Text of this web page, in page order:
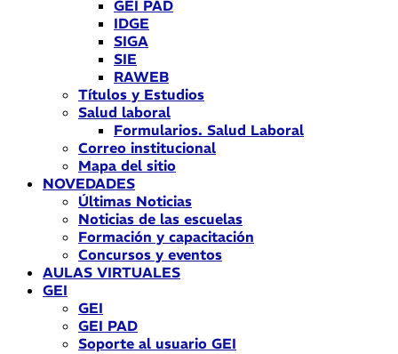
GEI PAD
IDGE
SIGA
SIE
RAWEB
Títulos y Estudios
Salud laboral
Formularios. Salud Laboral
Correo institucional
Mapa del sitio
NOVEDADES
Últimas Noticias
Noticias de las escuelas
Formación y capacitación
Concursos y eventos
AULAS VIRTUALES
GEI
GEI
GEI PAD
Soporte al usuario GEI